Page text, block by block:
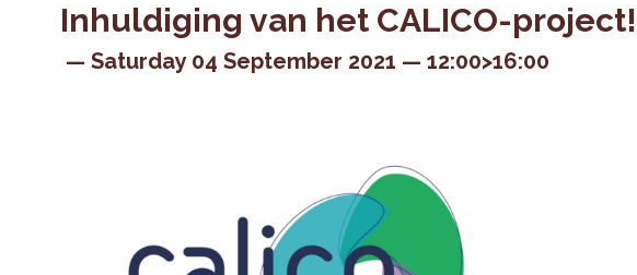
Inhuldiging van het CALICO-project!
Saturday 04 September 2021 12:00>16:00